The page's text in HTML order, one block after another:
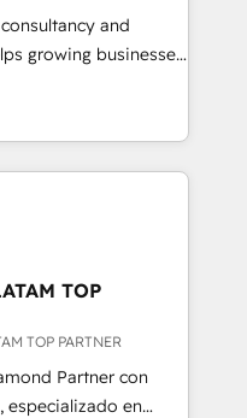
and
growing businesses
driving
Africa and London,
that aligns sales,
silos, and gives
source of truth to
better decision-
and CRM
and customer
TOP
TOP PARTNER
Partner con
especializado en